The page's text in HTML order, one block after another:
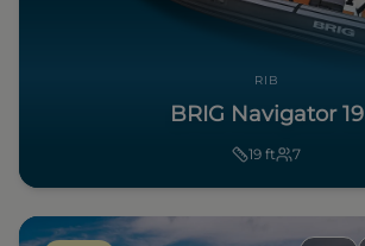
RIB
BRIG Navigator 19
19 ft 7